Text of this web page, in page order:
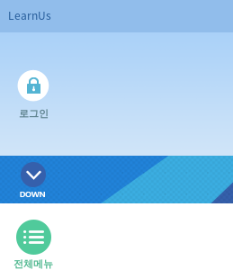
LearnUs
로그인
전체메뉴